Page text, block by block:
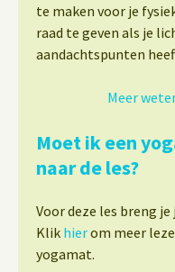
te maken voor je
raad te geven als je
aandachtspunten
Meer
Moet ik een
naar de les?
Voor deze les breng
Klik hierom meer
yogamat.